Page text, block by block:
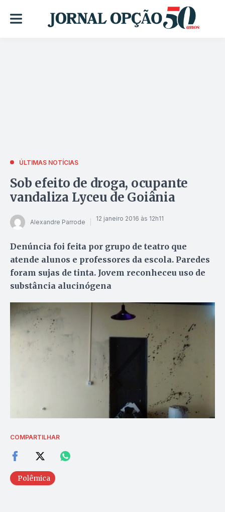
ÚLTIMAS NOTÍCIAS
Sob efeito de droga, ocupante
vandaliza Lyceu de Goiânia
Alexandre Parrode 12 janeiro 2016 às 12h11
Denúncia foi feita por grupo de teatro que
atende alunos e professores da escola. Paredes
foram sujas de tinta. Jovem reconheceu uso de
substância alucinógena
COMPARTILHAR
Polêmica